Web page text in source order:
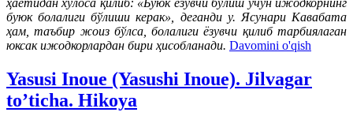
ҳаётидан хулоса қилиб: «Буюк ёзувчи бўлиш учун ижодкорнинг
буюк болалиги бўлиши керак», деганди у. Ясунари Кавабата
ҳам, таъбир жоиз бўлса, болалиги ёзувчи қилиб тарбиялаган
юксак ижодкорлардан бири ҳисобланади. Davomini o'qish
Yasusi Inoue (Yasushi Inoue). Jilvagar
to’ticha. Hikoya